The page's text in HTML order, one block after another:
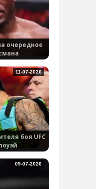
очередное
боя UFC
11-07-2026
09-07-2026